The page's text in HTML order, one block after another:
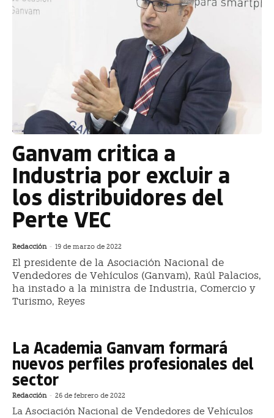
Ganvam critica a
Industria por excluir a
los distribuidores del
Perte VEC
Redacción - 19 de marzo de 2022
El presidente de la Asociación Nacional de
Vendedores de Vehículos (Ganvam), Raúl Palacios,
ha instado a la ministra de Industria, Comercio y
Turismo, Reyes
La Academia Ganvam formará
nuevos perfiles profesionales del
sector
Redacción - 26 de febrero de 2022
La Asociación Nacional de Vendedores de Vehículos